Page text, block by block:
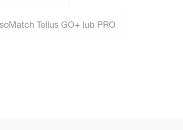
Tellus GO+ lub PRO